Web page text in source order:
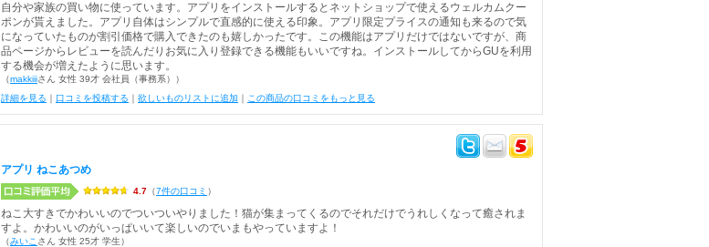
自分や家族の買い物に使っています。アプリをインストールするとネットショップで使えるウェルカムクー
ポンが貰えました。アプリ自体はシンプルで直感的に使える印象。アプリ限定プライスの通知も来るので気
になっていたものが割引価格で購入できたのも嬉しかったです。この機能はアプリだけではないですが、商
品ページからレビューを読んだりお気に入り登録できる機能もいいですね。インストールしてからGUを利用
する機会が増えたように思います。
（makkiiiさん 女性 39才 会社員（事務系））
詳細を見る ｜ 口コミを投稿する ｜ 欲しいものリストに追加 ｜ この商品の口コミをもっと見る
アプリ ねこあつめ
4.7 （7件の口コミ ）
ねこ大すきでかわいいのでついついやりました！猫が集まってくるのでそれだけでうれしくなって癒されま
すよ。かわいいのがいっぱいいて楽しいのでいまもやっていますよ！
（みいこ さん 女性 25才 学生）